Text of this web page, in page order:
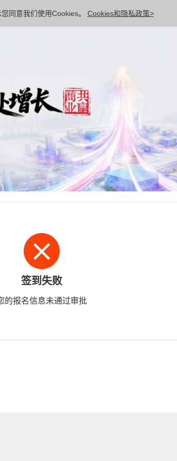
同意我们使用Cookies。 Cookies和隐私政策>
签到失败
的报名信息未通过审批